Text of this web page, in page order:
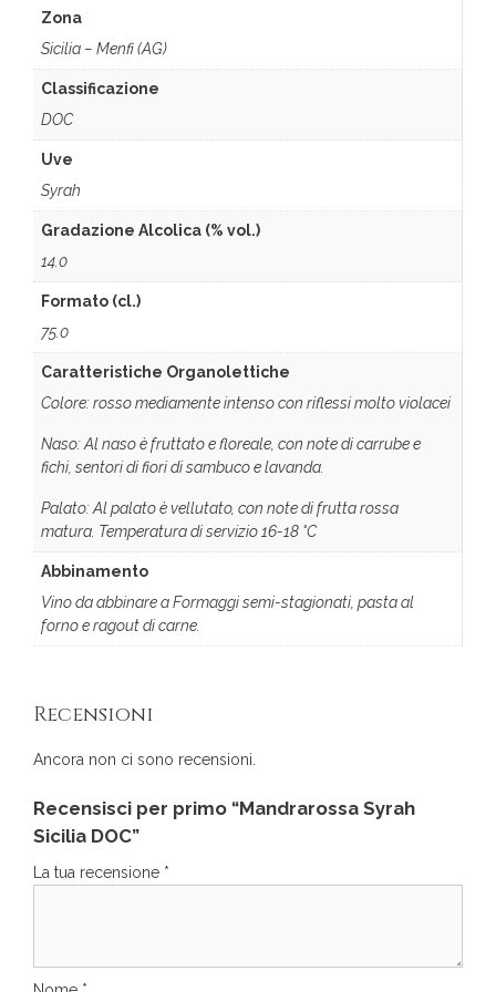
Zona
Sicilia – Menfi (AG)
Classificazione
DOC
Uve
Syrah
Gradazione Alcolica (% vol.)
14.0
Formato (cl.)
75.0
Caratteristiche Organolettiche
Colore: rosso mediamente intenso con riflessi molto violacei
Naso: Al naso è fruttato e floreale, con note di carrube e
fichi, sentori di fiori di sambuco e lavanda.
Palato: Al palato è vellutato, con note di frutta rossa
matura. Temperatura di servizio 16-18 °C
Abbinamento
Vino da abbinare a Formaggi semi-stagionati, pasta al
forno e ragout di carne.
Recensioni
Ancora non ci sono recensioni.
Recensisci per primo “Mandrarossa Syrah
Sicilia DOC”
La tua recensione *